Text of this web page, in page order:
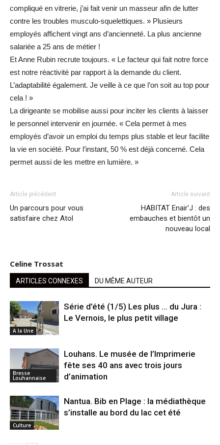
compliqué en vitrerie, j’ai fait venir un masseur afin de lutter
contre les troubles musculo-squelettiques. » Plusieurs
employés affichent vingt ans d’ancienneté. La plus ancienne
salariée a 25 ans de métier !
Et Anne Rubin recrute toujours. « Le facteur qui fait notre force
est notre réactivité par rapport à la demande du client.
L’adaptabilité également. Je veille à ce que l’on soit au top pour
cela ! »
La dirigeante se mobilise aussi pour inciter les clients à laisser
le personnel intervenir en journée. « Cela permet à mes
employés d’avoir un emploi du temps plus stable et leur facilite
la vie en société. Pour l’instant, 50 % est déjà concerné. Cela
permet aussi de les mettre en lumière. »
Article précédent
Un parcours pour vous
satisfaire chez Atol
Article suivant
HABITAT Enair’J : des
embauches et bientôt un
nouveau local
Celine Trossat
ARTICLES CONNEXES DU MÊME AUTEUR
A la Une
Série d’été (1/5) Les plus … du Jura :
Le Vernois, le plus petit village
Bresse
Louhannaise
Louhans. Le musée de l’Imprimerie
fête ses 40 ans avec trois jours
d’animation
Culture
Nantua. Bib en Plage : la médiathèque
s’installe au bord du lac cet été